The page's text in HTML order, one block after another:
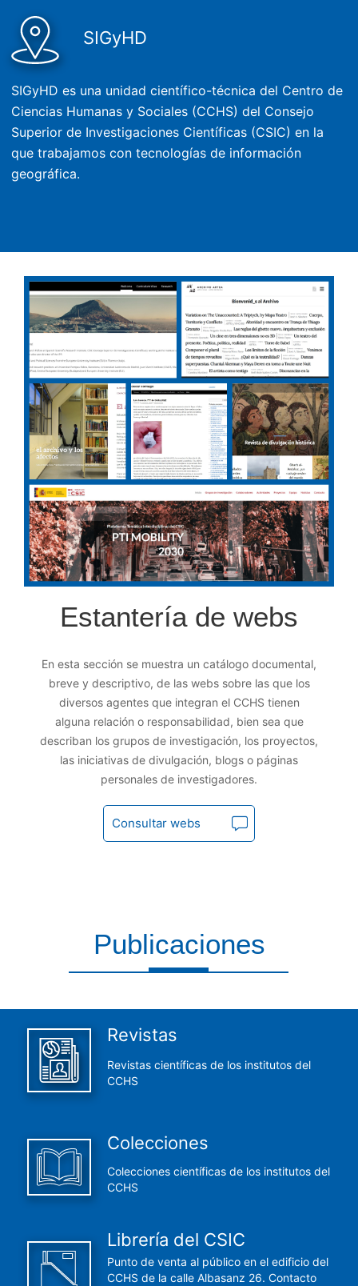
SIGyHD
SIGyHD es una unidad científico-técnica del Centro de
Ciencias Humanas y Sociales (CCHS) del Consejo
Superior de Investigaciones Científicas (CSIC) en la
que trabajamos con tecnologías de información
geográfica.
Estantería de webs
En esta sección se muestra un catálogo documental,
breve y descriptivo, de las webs sobre las que los
diversos agentes que integran el CCHS tienen
alguna relación o responsabilidad, bien sea que
describan los grupos de investigación, los proyectos,
las iniciativas de divulgación, blogs o páginas
personales de investigadores.
Consultar webs
Publicaciones
Revistas
Revistas científicas de los institutos del
CCHS
Colecciones
Colecciones científicas de los institutos del
CCHS
Librería del CSIC
Punto de venta al público en el edificio del
CCHS de la calle Albasanz 26. Contacto